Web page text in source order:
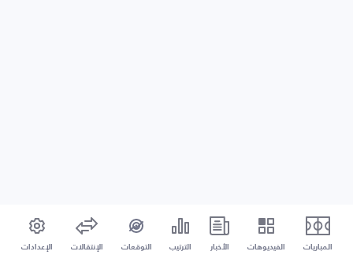
المباريات الفيديوهات الأخبار الترتيب التوقعات الإنتقالات الإعدادات